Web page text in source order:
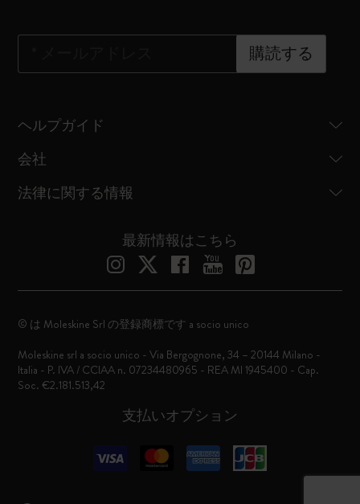
購読する
ヘルプガイド
会社
法律に関する情報
最新情報はこちら
支払いオプション
© は Moleskine Srl の登録商標です a socio unico
Moleskine srl a socio unico - Via Bergognone, 34 – 20144 Milano -
Italia - P. IVA / CCIAA n. 07234480965 - REA MI 1945400 - Cap.
Soc. €2.181.513,42